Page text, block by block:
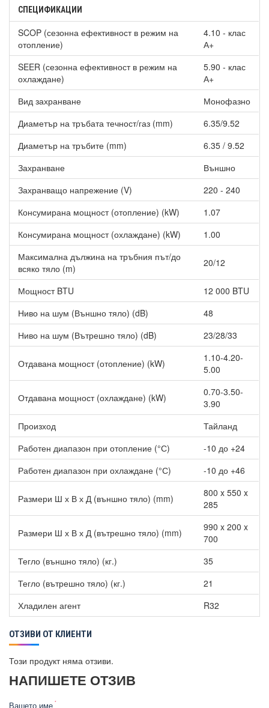
СПЕЦИФИКАЦИИ
SCOP (сезонна ефективност в режим на
отопление)
4.10 - клас
А+
SEER (сезонна ефективност в режим на
охлаждане)
5.90 - клас
А+
Вид захранване
Монофазно
Диаметър на тръбата течност/газ (mm)
6.35/9.52
Диаметър на тръбите (mm)
6.35 / 9.52
Захранване
Външно
Захранващо напрежение (V)
220 - 240
Консумирана мощност (отопление) (kW)
1.07
Консумирана мощност (охлаждане) (kW)
1.00
Максимална дължина на тръбния път/до
всяко тяло (m)
20/12
Мощност BTU
12 000 BTU
Ниво на шум (Външно тяло) (dB)
48
Ниво на шум (Вътрешно тяло) (dB)
23/28/33
Отдавана мощност (отопление) (kW)
1.10-4.20-
5.00
Отдавана мощност (охлаждане) (kW)
0.70-3.50-
3.90
Произход
Тайланд
Работен диапазон при отопление (°С)
-10 до +24
Работен диапазон при охлаждане (°С)
-10 до +46
Размери Ш х В х Д (външно тяло) (mm)
800 x 550 x
285
Размери Ш х В х Д (вътрешно тяло) (mm)
990 x 200 x
700
Тегло (външно тяло) (кг.)
35
Тегло (вътрешно тяло) (кг.)
21
Хладилен агент
R32
ОТЗИВИ ОТ КЛИЕНТИ
Този продукт няма отзиви.
НАПИШЕТЕ ОТЗИВ
Вашето име